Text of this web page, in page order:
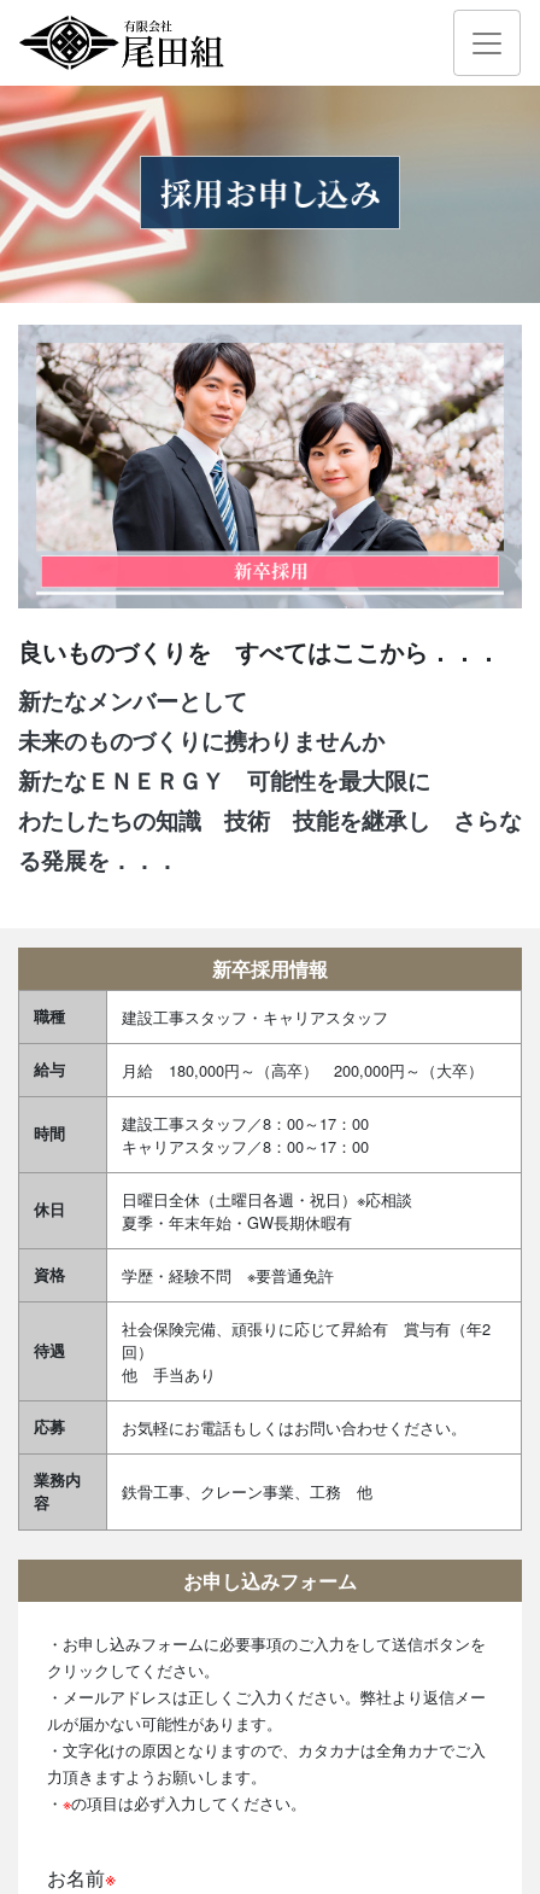
良いものづくりを すべてはここから．．．
新たなメンバーとして
未来のものづくりに携わりませんか
新たなＥＮＥＲＧＹ 可能性を最大限に
わたしたちの知識 技術 技能を継承し さらな
る発展を．．．
新卒採用情報
職種 建設工事スタッフ・キャリアスタッフ
給与 月給 180,000円～（高卒） 200,000円～（大卒）
時間
建設工事スタッフ／8：00～17：00
キャリアスタッフ／8：00～17：00
休日
日曜日全休（土曜日各週・祝日）※応相談
夏季・年末年始・GW長期休暇有
資格 学歴・経験不問 ※要普通免許
待遇
社会保険完備、頑張りに応じて昇給有 賞与有（年2
回）
他 手当あり
応募 お気軽にお電話もしくはお問い合わせください。
業務内
容
鉄骨工事、クレーン事業、工務 他
お申し込みフォーム
・お申し込みフォームに必要事項のご入力をして送信ボタンを
クリックしてください。
・メールアドレスは正しくご入力ください。弊社より返信メー
ルが届かない可能性があります。
・文字化けの原因となりますので、カタカナは全角カナでご入
力頂きますようお願いします。
・ ※の項目は必ず入力してください。
お名前※